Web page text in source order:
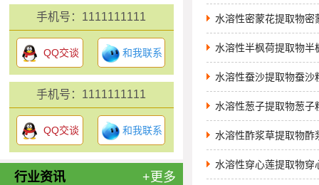
手机号：1111111111
QQ交谈 和我联系
手机号：1111111111
QQ交谈 和我联系
行业资讯 +更多
水溶性密蒙花提取物
水溶性半枫荷提取物
水溶性蚕沙提取物蚕
水溶性葱子提取物葱
水溶性酢浆草提取物
水溶性穿心莲提取物